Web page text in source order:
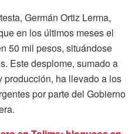
Germán Ortiz Lerma,
en los últimos meses el
50 mil pesos, situándose
Este desplome, sumado a
producción, ha llevado a los
por parte del Gobierno